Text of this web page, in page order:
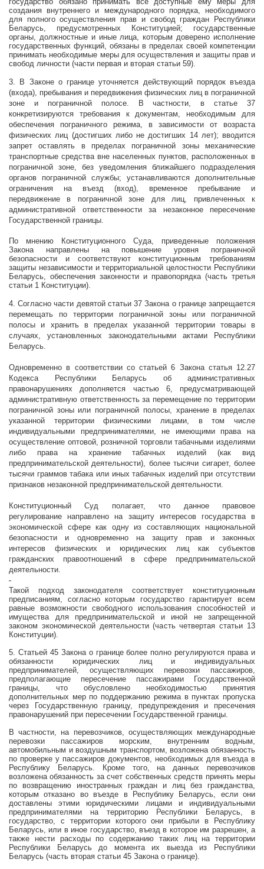
создания внутреннего и международного порядка, необходимого
для полного осуществления прав и свобод граждан Республики
Беларусь, предусмотренных Конституцией; государственные
органы, должностные и иные лица, которым доверено исполнение
государственных функций, обязаны в пределах своей компетенции
принимать необходимые меры для осуществления и защиты прав и
свобод личности (части первая и вторая статьи 59).
3. В Законе о границе уточняется действующий порядок въезда
(входа), пребывания и передвижения физических лиц в пограничной
зоне и пограничной полосе. В частности, в статье 37
конкретизируются требования к документам, необходимым для
обеспечения пограничного режима, в зависимости от возраста
физических лиц (достигших либо не достигших 14 лет); вводится
запрет оставлять в пределах пограничной зоны механические
транспортные средства вне населенных пунктов, расположенных в
пограничной зоне, без уведомления ближайшего подразделения
органов пограничной службы; устанавливаются дополнительные
ограничения на въезд (вход), временное пребывание и
передвижение в пограничной зоне для лиц, привлеченных к
административной ответственности за незаконное пересечение
Государственной границы.
По мнению Конституционного Суда, приведенные положения
Закона направлены на повышение уровня пограничной
безопасности и соответствуют конституционным требованиям
защиты независимости и территориальной целостности Республики
Беларусь, обеспечения законности и правопорядка (часть третья
статьи 1 Конституции).
4. Согласно части девятой статьи 37 Закона о границе запрещается
перемещать по территории пограничной зоны или пограничной
полосы и хранить в пределах указанной территории товары в
случаях, установленных законодательными актами Республики
Беларусь.
Одновременно в соответствии со статьей 6 Закона статья 12.27
Кодекса Республики Беларусь об административных
правонарушениях дополняется частью 6, предусматривающей
административную ответственность за перемещение по территории
пограничной зоны или пограничной полосы, хранение в пределах
указанной территории физическими лицами, в том числе
индивидуальными предпринимателями, не имеющими права на
осуществление оптовой, розничной торговли табачными изделиями
либо права на хранение табачных изделий (как вид
предпринимательской деятельности), более тысячи сигарет, более
тысячи граммов табака или иных табачных изделий при отсутствии
признаков незаконной предпринимательской деятельности.
Конституционный Суд полагает, что данное правовое
регулирование направлено на защиту интересов государства в
экономической сфере как одну из составляющих национальной
безопасности и одновременно на защиту прав и законных
интересов физических и юридических лиц как субъектов
гражданских правоотношений в сфере предпринимательской
деятельности.
Такой подход законодателя соответствует конституционным
предписаниям, согласно которым государство гарантирует всем
равные возможности свободного использования способностей и
имущества для предпринимательской и иной не запрещенной
законом экономической деятельности (часть четвертая статьи 13
Конституции).
5. Статьей 45 Закона о границе более полно регулируются права и
обязанности юридических лиц и индивидуальных
предпринимателей, осуществляющих перевозки пассажиров,
предполагающие пересечение пассажирами Государственной
границы, что обусловлено необходимостью принятия
дополнительных мер по поддержанию режима в пунктах пропуска
через Государственную границу, предупреждения и пресечения
правонарушений при пересечении Государственной границы.
В частности, на перевозчиков, осуществляющих международные
перевозки пассажиров морским, внутренним водным,
автомобильным и воздушным транспортом, возложена обязанность
по проверке у пассажиров документов, необходимых для въезда в
Республику Беларусь. Кроме того, на данных перевозчиков
возложена обязанность за счет собственных средств принять меры
по возвращению иностранных граждан и лиц без гражданства,
которым отказано во въезде в Республику Беларусь, если они
доставлены этими юридическими лицами и индивидуальными
предпринимателями на территорию Республики Беларусь, в
государство, с территории которого они прибыли в Республику
Беларусь, или в иное государство, въезд в которое им разрешен, а
также нести расходы по содержанию таких лиц на территории
Республики Беларусь до момента их выезда из Республики
Беларусь (часть вторая статьи 45 Закона о границе).